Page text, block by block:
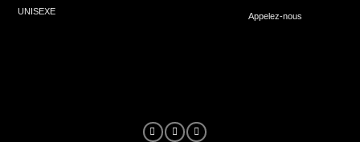
UNISEXE Appelez-nous